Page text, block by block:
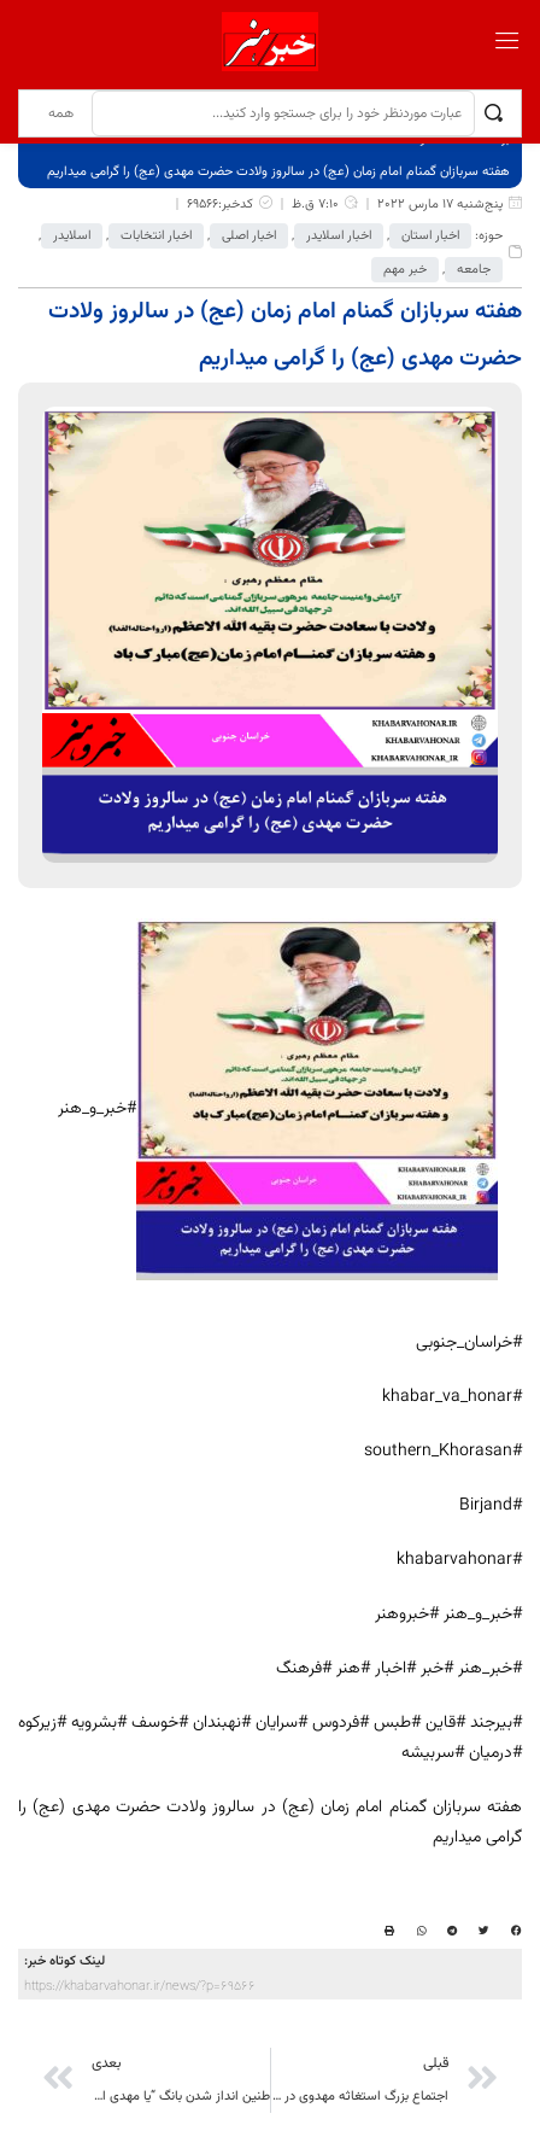
برگ نخست
نوشته‌ها
هفته سربازان گمنام امام زمان (عج) در سالروز ولادت حضرت مهدی (عج) را گرامی میداریم
پنج‌شنبه 17 مارس 2022
7:10 ق.ظ
کدخبر:69566
حوزه:
اخبار استان , اخبار اسلایدر , اخبار اصلی , اخبار انتخابات , اسلایدر
,
جامعه , خبر مهم
هفته سربازان گمنام امام زمان (عج) در سالروز ولادت
حضرت مهدی (عج) را گرامی میداریم
#خبر_و_هنر
#خراسان_جنوبی
#khabar_va_honar
#southern_Khorasan
#Birjand
#khabarvahonar
#خبر_و_هنر #خبروهنر
#خبر_هنر #خبر #اخبار #هنر #فرهنگ
#بیرجند #قاین #طبس #فردوس #سرایان #نهبندان #خوسف #بشرویه #زیرکوه
#درمیان #سربیشه
هفته سربازان گمنام امام زمان (عج) در سالروز ولادت حضرت مهدی (عج) را
گرامی میداریم
لینک کوتاه خبر:
https://khabarvahonar.ir/news/?p=69566
قبلی
اجتماع بزرگ استغاثه مهدوی در آخرین جمعه قرن برگزار میشود/ جای خالی شهرداری در جلسات مربوط به اعیاد شعبان
بعدی
طنین انداز شدن بانگ “یا مهدی ادرکنی” ساعت 21 شب نیمـه شعبان در اقصی نقاط استان